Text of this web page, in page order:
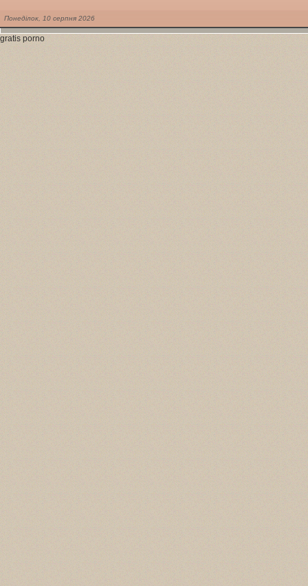
Понеділок, 10 серпня 2026
gratis porno